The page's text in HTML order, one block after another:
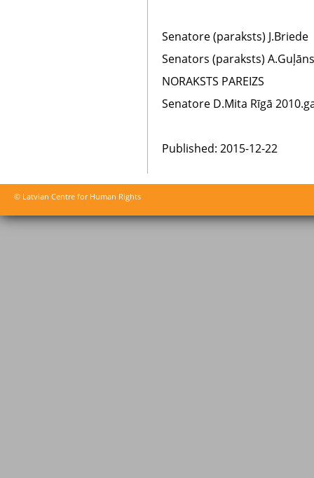
Senatore (paraksts) J.Briede
Senators (paraksts) A.Guļāns
NORAKSTS PAREIZS
Senatore D.Mita Rīgā
Published: 2015-12-22
© Latvian Centre for Human Rights